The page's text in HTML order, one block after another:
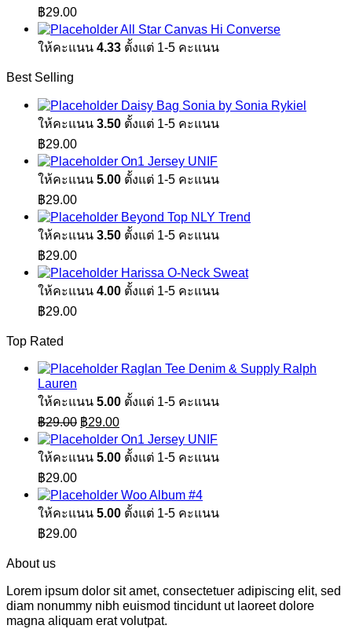
฿29.00
All Star Canvas Hi Converse
ให้คะแนน 4.33 ตั้งแต่ 1-5 คะแนน
Best Selling
Daisy Bag Sonia by Sonia Rykiel
ให้คะแนน 3.50 ตั้งแต่ 1-5 คะแนน
฿29.00
On1 Jersey UNIF
ให้คะแนน 5.00 ตั้งแต่ 1-5 คะแนน
฿29.00
Beyond Top NLY Trend
ให้คะแนน 3.50 ตั้งแต่ 1-5 คะแนน
฿29.00
Harissa O-Neck Sweat
ให้คะแนน 4.00 ตั้งแต่ 1-5 คะแนน
฿29.00
Top Rated
Raglan Tee Denim & Supply Ralph
Lauren
ให้คะแนน 5.00 ตั้งแต่ 1-5 คะแนน
฿29.00 Original
price
was:
฿29.00.
฿29.00Current
price
is:
฿29.00.
On1 Jersey UNIF
ให้คะแนน 5.00 ตั้งแต่ 1-5 คะแนน
฿29.00
Woo Album #4
ให้คะแนน 5.00 ตั้งแต่ 1-5 คะแนน
฿29.00
About us
Lorem ipsum dolor sit amet, consectetuer adipiscing elit, sed
diam nonummy nibh euismod tincidunt ut laoreet dolore
magna aliquam erat volutpat.